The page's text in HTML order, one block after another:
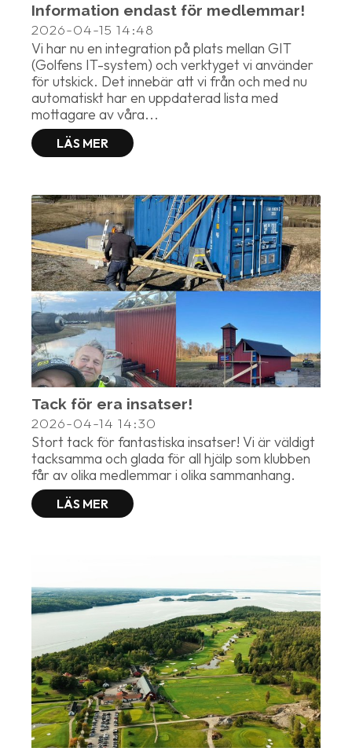
Information endast för medlemmar!
2026-04-15 14:48
Vi har nu en integration på plats mellan GIT
(Golfens IT-system) och verktyget vi använder
för utskick. Det innebär att vi från och med nu
automatiskt har en uppdaterad lista med
mottagare av våra...
LÄS MER
Tack för era insatser!
2026-04-14 14:30
Stort tack för fantastiska insatser! Vi är väldigt
tacksamma och glada för all hjälp som klubben
får av olika medlemmar i olika sammanhang.
LÄS MER